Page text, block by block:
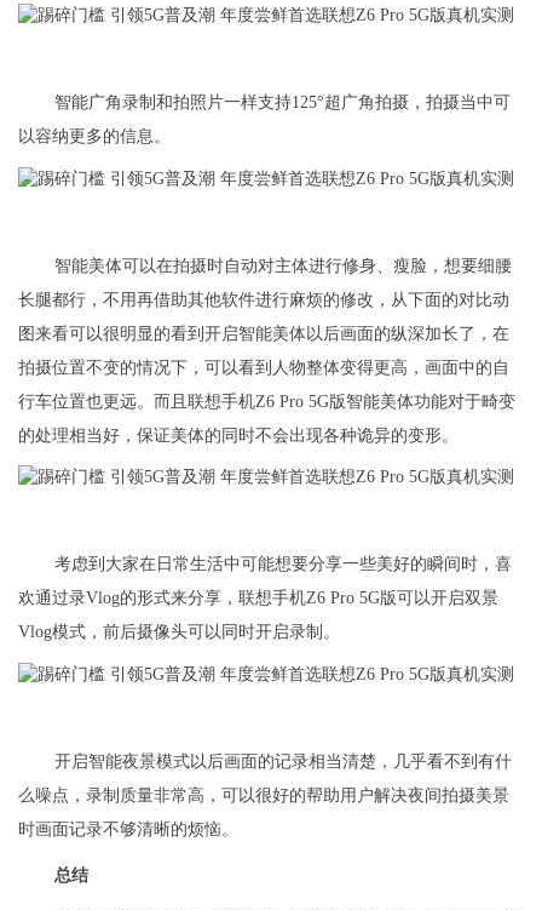
智能广角录制和拍照片一样支持125°超广角拍摄，拍摄当中可
以容纳更多的信息。
智能美体可以在拍摄时自动对主体进行修身、瘦脸，想要细腰
长腿都行，不用再借助其他软件进行麻烦的修改，从下面的对比动
图来看可以很明显的看到开启智能美体以后画面的纵深加长了，在
拍摄位置不变的情况下，可以看到人物整体变得更高，画面中的自
行车位置也更远。而且联想手机Z6 Pro 5G版智能美体功能对于畸变
的处理相当好，保证美体的同时不会出现各种诡异的变形。
考虑到大家在日常生活中可能想要分享一些美好的瞬间时，喜
欢通过录Vlog的形式来分享，联想手机Z6 Pro 5G版可以开启双景
Vlog模式，前后摄像头可以同时开启录制。
开启智能夜景模式以后画面的记录相当清楚，几乎看不到有什
么噪点，录制质量非常高，可以很好的帮助用户解决夜间拍摄美景
时画面记录不够清晰的烦恼。
总结